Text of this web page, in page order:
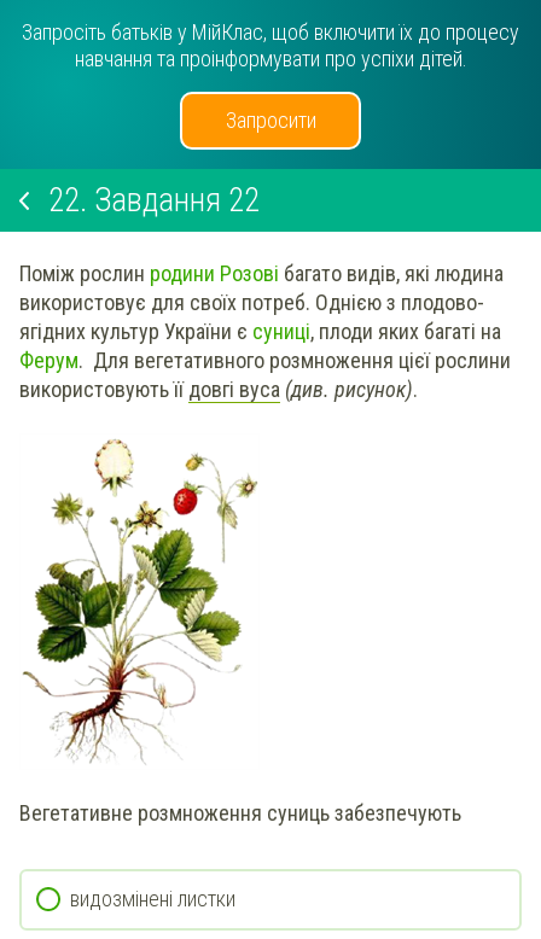
Запросіть батьків у МійКлас, щоб включити їх до процесу
навчання та проінформувати про успіхи дітей.
Запросити
22. Завдання 22
Поміж рослин родини Розові багато видів, які людина
використовує для своїх потреб. Однією з плодово-
ягідних культур України є суниці, плоди яких багаті на
Ферум. Для вегетативного розмноження цієї рослини
використовують їїдовгі вуса (див. рисунок).
Вегетативне розмноження суниць забезпечують
видозмінені листки